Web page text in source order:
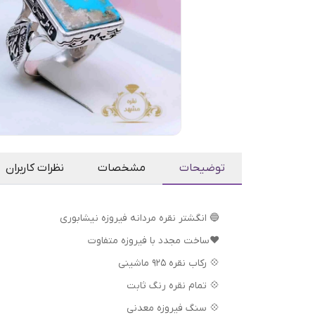
توضیحات مشخصات نظرات کاربران
🔵 انگشتر نقره مردانه فیروزه نیشابوری
❤️ساخت مجدد با فیروزه متفاوت
💠 رکاب نقره 925 ماشینی
💠 تمام نقره رنگ ثابت
💠 سنگ فیروزه معدنی